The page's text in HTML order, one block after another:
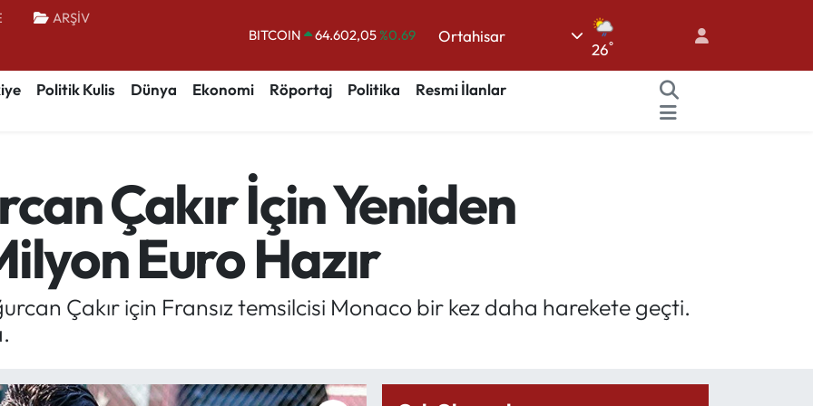
ARŞİV
DOLAR 47,5986 %0.06
EURO
55,0700%0.1
STERLİN
64,2438 %0.21
BITCOIN
64.602,05%0.69
Ortahisar
26°
Politik Kulis Dünya Ekonomi Röportaj Politika
Resmi İlanlar
Çakır İçin Yeniden
Euro Hazır
Çakır için Fransız temsilcisi Monaco bir kez daha harekete geçti.